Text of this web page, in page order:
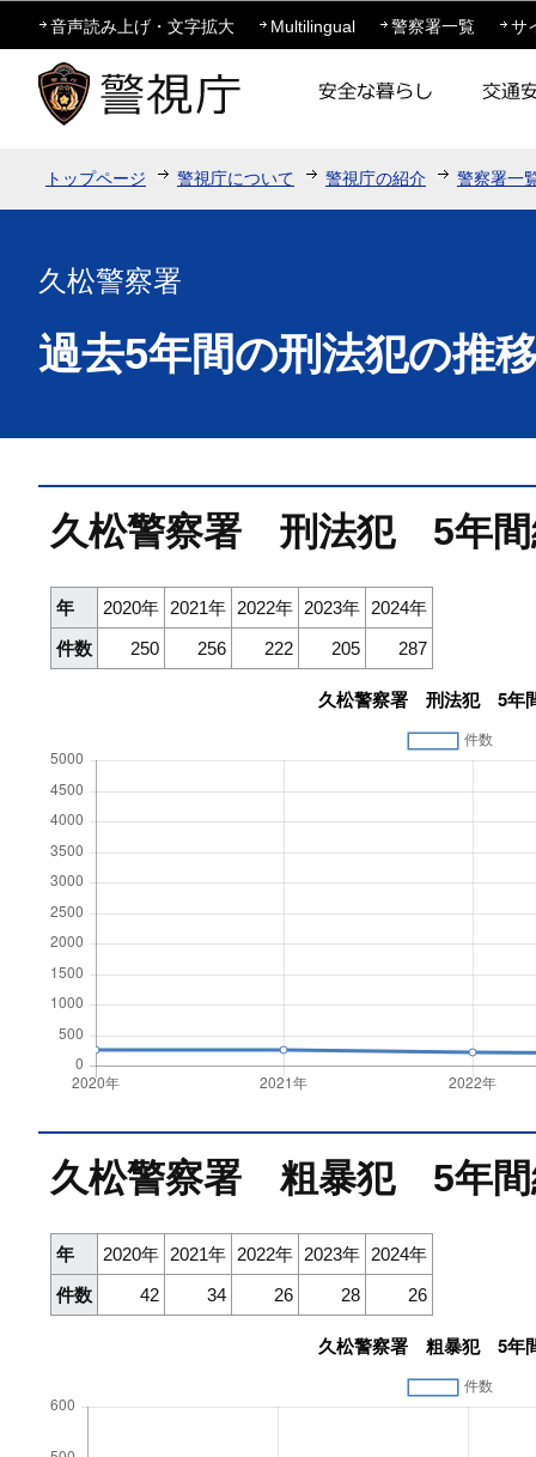
この
音声読み上げ・文字拡大 Multilingual 警察署一覧 サ
トップページ 警視庁について 警視庁の紹介 警察署一
久松警察署
過去5年間の刑法犯の推
久松警察署 刑法犯 5年間
年 2020年 2021年 2022年 2023年 2024年
件数
250 256 222 205 287
久松警察署 粗暴犯 5年間
年 2020年 2021年 2022年 2023年 2024年
件数
42 34 26 28 26